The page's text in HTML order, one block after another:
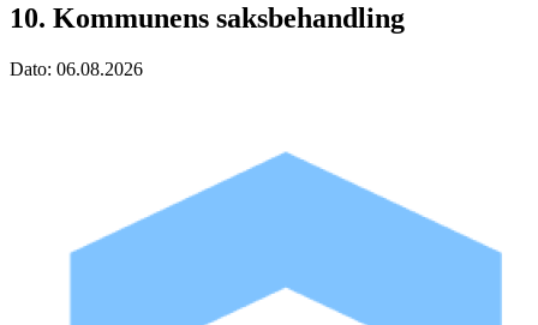
10. Kommunens saksbehandling
Dato: 06.08.2026